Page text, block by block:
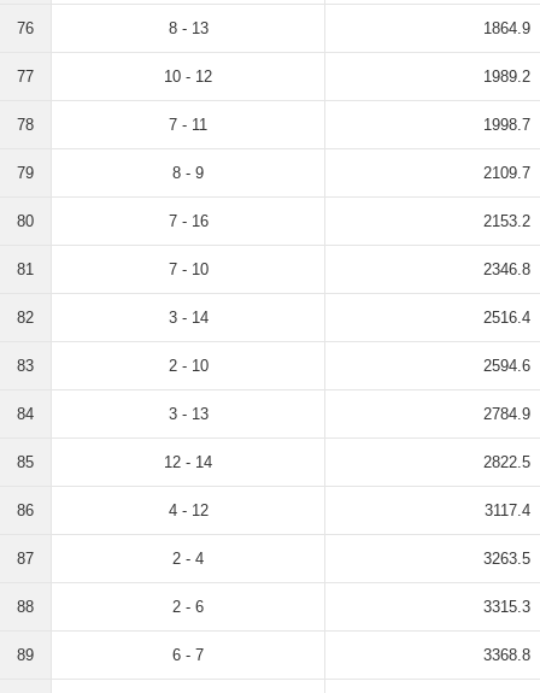
76 8 - 13 1864.9
77 10 - 12 1989.2
78 7 - 11 1998.7
79 8 - 9 2109.7
80 7 - 16 2153.2
81 7 - 10 2346.8
82 3 - 14 2516.4
83 2 - 10 2594.6
84 3 - 13 2784.9
85 12 - 14 2822.5
86 4 - 12 3117.4
87 2 - 4 3263.5
88 2 - 6 3315.3
89 6 - 7 3368.8